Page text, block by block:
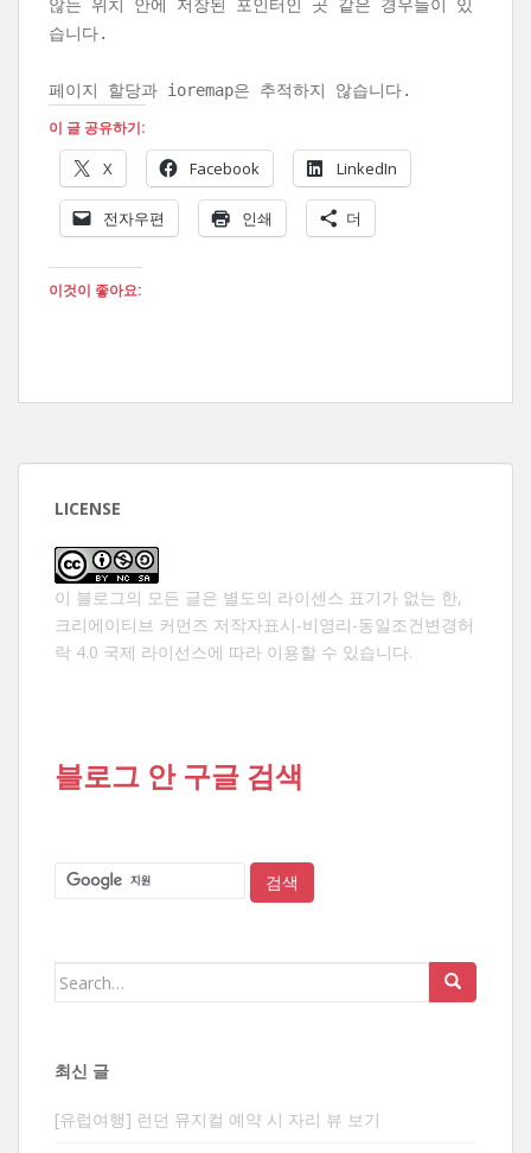
않는 위치 안에 저장된 포인터인 곳 같은 경우들이 있
습니다.
페이지 할당과 ioremap은 추적하지 않습니다.
이 글 공유하기:
X Facebook LinkedIn
전자우편 인쇄 더
이것이 좋아요:
LICENSE
이 블로그의 모든 글은 별도의 라이센스 표기가 없는 한,
크리에이티브 커먼즈 저작자표시-비영리-동일조건변경허
락 4.0 국제 라이선스에 따라 이용할 수 있습니다.
블로그 안 구글 검색
Search
최신 글
[유럽여행] 런던 뮤지컬 예약 시 자리 뷰 보기